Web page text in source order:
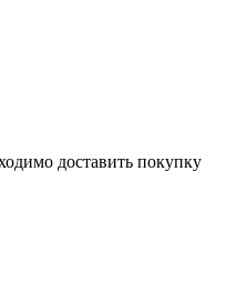
доставить покупку